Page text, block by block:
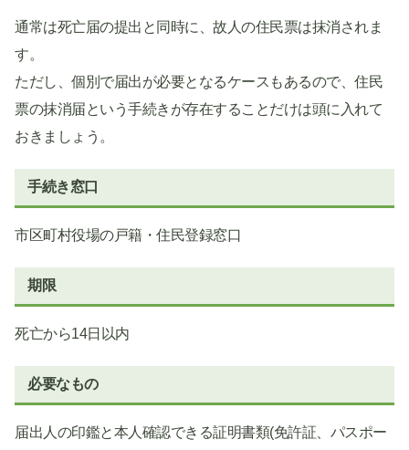
通常は死亡届の提出と同時に、故人の住民票は抹消されま
す。
ただし、個別で届出が必要となるケースもあるので、住民
票の抹消届という手続きが存在することだけは頭に入れて
おきましょう。
手続き窓口
市区町村役場の戸籍・住民登録窓口
期限
死亡から14日以内
必要なもの
届出人の印鑑と本人確認できる証明書類(免許証、パスポー